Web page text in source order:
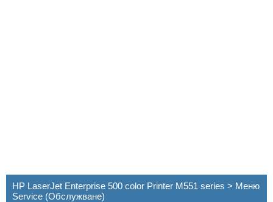
HP LaserJet Enterprise 500 color Printer M551 series > Меню
Service (Обслужване)